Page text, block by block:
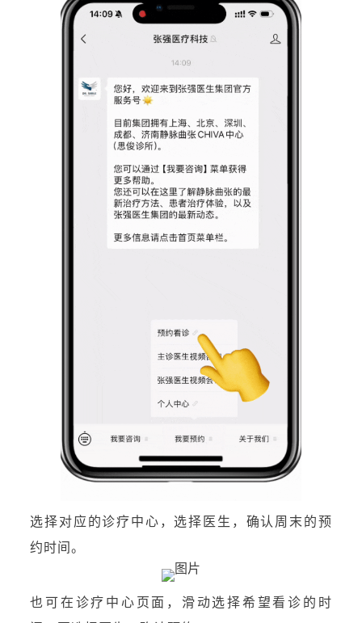
选择对应的诊疗中心，选择医生，确认周末的预
约时间。
也可在诊疗中心页面，滑动选择希望看诊的时